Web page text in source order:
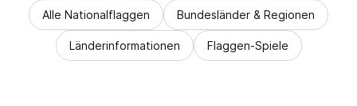
Alle Nationalflaggen Bundesländer & Regionen
Länderinformationen Flaggen-Spiele